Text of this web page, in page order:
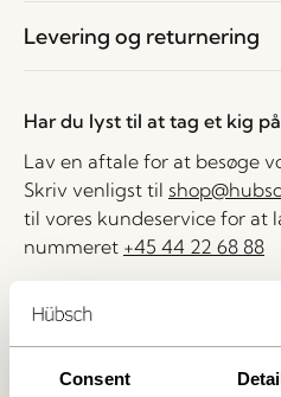
Consent
Levering og returnering
Har du lyst til at tag et kig
Lav en aftale for at besøge
Skriv venligst til
til vores kundeservice for at
nummeret +45 44 22 68 88
Levering indenfor 1-4 hverdage
30 dages returret
Fri fragt over